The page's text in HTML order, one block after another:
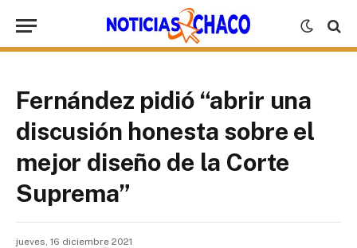
Fernández pidió “abrir una
discusión honesta sobre el
mejor diseño de la Corte
Suprema”
jueves, 16 diciembre 2021